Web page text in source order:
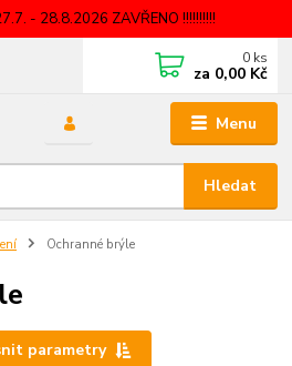
- 28.8.2026 ZAVŘENO !!!!!!!!!!
Menu
Hledat
0 ks
za 0,00 Kč
Ochranné brýle
parametry